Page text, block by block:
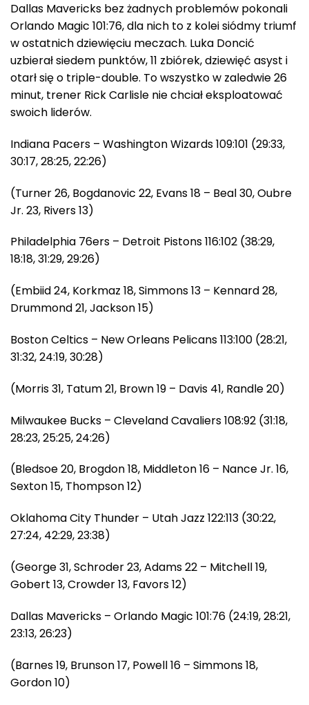
Dallas Mavericks bez żadnych problemów pokonali
Orlando Magic 101:76, dla nich to z kolei siódmy triumf
w ostatnich dziewięciu meczach. Luka Doncić
uzbierał siedem punktów, 11 zbiórek, dziewięć asyst i
otarł się o triple-double. To wszystko w zaledwie 26
minut, trener Rick Carlisle nie chciał eksploatować
swoich liderów.
Indiana Pacers – Washington Wizards 109:101 (29:33,
30:17, 28:25, 22:26)
(Turner 26, Bogdanovic 22, Evans 18 – Beal 30, Oubre
Jr. 23, Rivers 13)
Philadelphia 76ers – Detroit Pistons 116:102 (38:29,
18:18, 31:29, 29:26)
(Embiid 24, Korkmaz 18, Simmons 13 – Kennard 28,
Drummond 21, Jackson 15)
Boston Celtics – New Orleans Pelicans 113:100 (28:21,
31:32, 24:19, 30:28)
(Morris 31, Tatum 21, Brown 19 – Davis 41, Randle 20)
Milwaukee Bucks – Cleveland Cavaliers 108:92 (31:18,
28:23, 25:25, 24:26)
(Bledsoe 20, Brogdon 18, Middleton 16 – Nance Jr. 16,
Sexton 15, Thompson 12)
Oklahoma City Thunder – Utah Jazz 122:113 (30:22,
27:24, 42:29, 23:38)
(George 31, Schroder 23, Adams 22 – Mitchell 19,
Gobert 13, Crowder 13, Favors 12)
Dallas Mavericks – Orlando Magic 101:76 (24:19, 28:21,
23:13, 26:23)
(Barnes 19, Brunson 17, Powell 16 – Simmons 18,
Gordon 10)